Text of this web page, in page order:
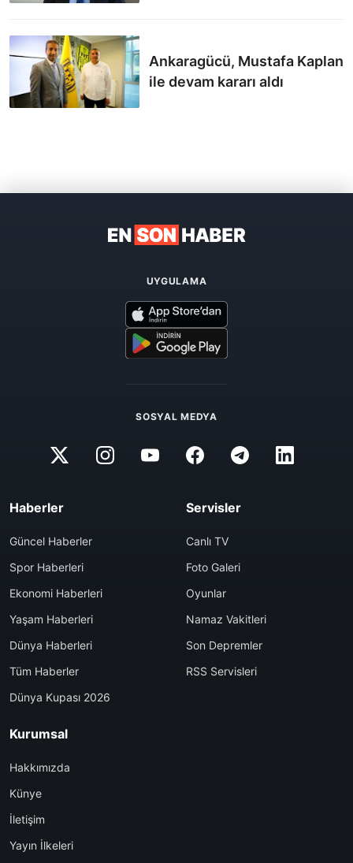
Ankaragücü, Mustafa Kaplan
ile devam kararı aldı
UYGULAMA
SOSYAL MEDYA
Haberler
Güncel Haberler
Spor Haberleri
Ekonomi Haberleri
Yaşam Haberleri
Dünya Haberleri
Tüm Haberler
Dünya Kupası 2026
Servisler
Canlı TV
Foto Galeri
Oyunlar
Namaz Vakitleri
Son Depremler
RSS Servisleri
Kurumsal
Hakkımızda
Künye
İletişim
Yayın İlkeleri